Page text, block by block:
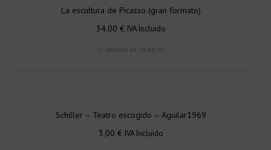
La escultura de Picasso (gran formato)
34,00 € IVA Incluido
AÑADIR AL CARRITO
Schiller – Teatro escogido – Aguilar1969
3,00 € IVA Incluido